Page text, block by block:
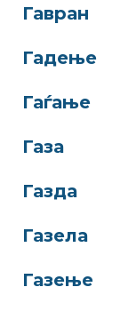
Гавран
Гадење
Гаѓање
Газа
Газда
Газела
Газење